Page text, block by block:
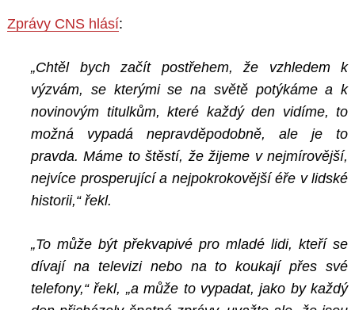
Zprávy CNS hlásí:
„Chtěl bych začít postřehem, že vzhledem k
výzvám, se kterými se na světě potýkáme a k
novinovým titulkům, které každý den vidíme, to
možná vypadá nepravděpodobně, ale je to
pravda. Máme to štěstí, že žijeme v nejmírovější,
nejvíce prosperující a nejpokrokovější éře v lidské
historii,“ řekl.
„To může být překvapivé pro mladé lidi, kteří se
dívají na televizi nebo na to koukají přes své
telefony,“ řekl, „a může to vypadat, jako by každý